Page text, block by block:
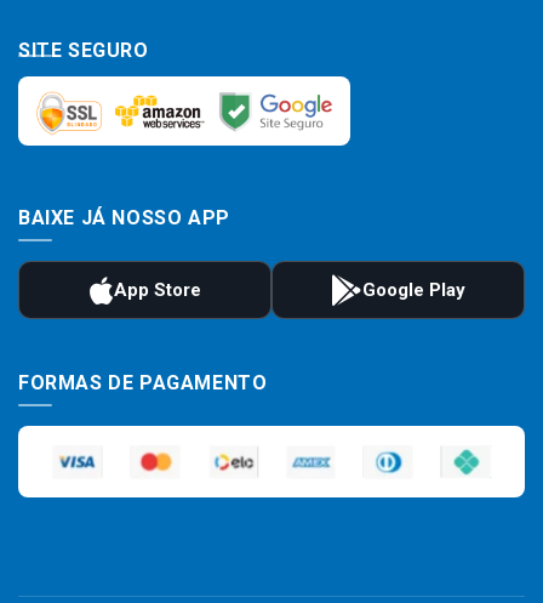
SITE SEGURO
BAIXE JÁ NOSSO APP
FORMAS DE PAGAMENTO